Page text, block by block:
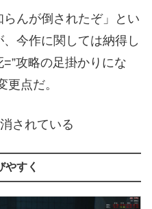
んが倒されたぞ」とい
今作に関しては納得し
攻略の足掛かりにな
更点だ。
されている
やすく